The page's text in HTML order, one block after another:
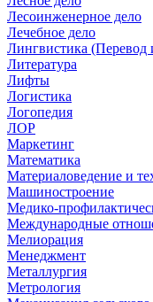
Лесоинженерное дело
Лечебное дело
Лингвистика (Перевод
Литература
Лифты
Логистика
Логопедия
ЛОР
Маркетинг
Математика
Материаловедение и
Машиностроение
Медико-
Международные
Мелиорация
Менеджмент
Металлургия
Метрология